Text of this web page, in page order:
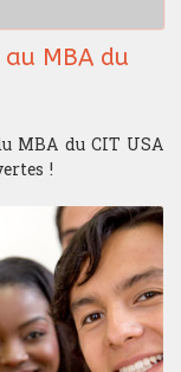
MBA du
MBA du CIT USA
!